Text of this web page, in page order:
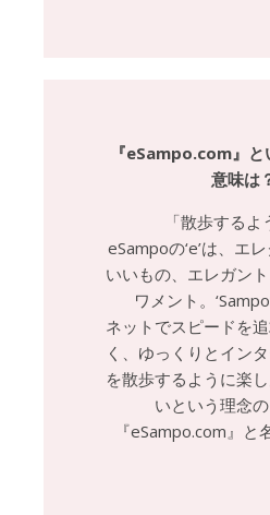
『eSampo.com』
意味は
「散歩するよ
eSampoの‘e’は、エ
いいもの、エレガン
ワメント。
ネットでスピードを
く、ゆっくりとイン
を散歩するように楽
いという理念の
『eSampo.com』と